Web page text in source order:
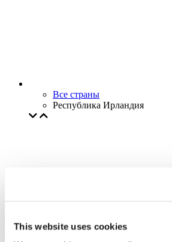
This website uses cookies
Все страны
Республика Ирландия